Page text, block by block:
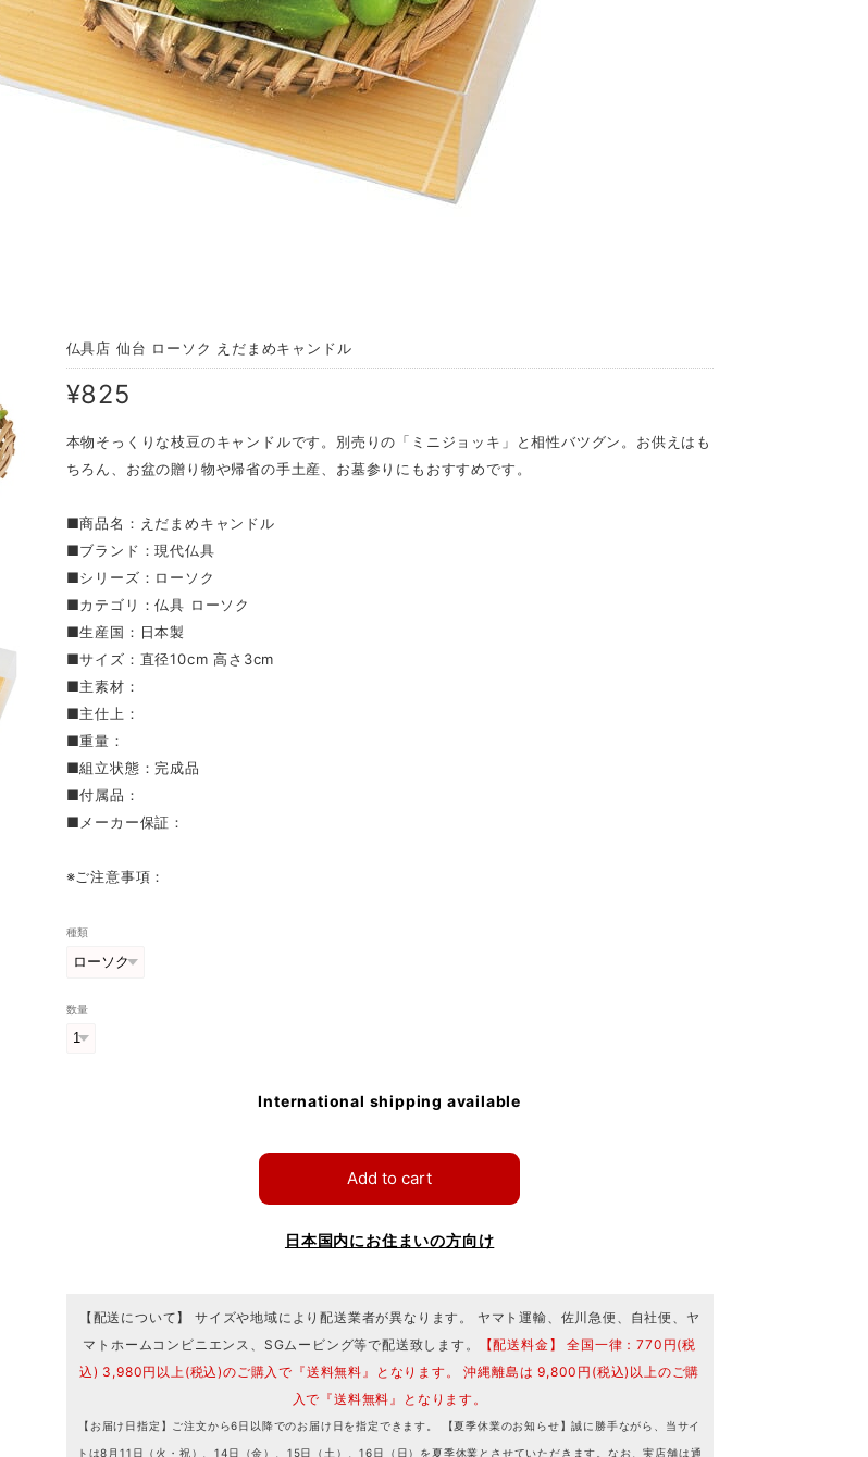
仏具店 仙台 ローソク えだまめキャンドル
¥825
本物そっくりな枝豆のキャンドルです。別売りの「ミニジョッキ」と相性バツグン。お供えはも
ちろん、お盆の贈り物や帰省の手土産、お墓参りにもおすすめです。
■商品名：えだまめキャンドル
■ブランド：現代仏具
■シリーズ：ローソク
■カテゴリ：仏具 ローソク
■生産国：日本製
■サイズ：直径10cm 高さ3cm
■主素材：
■主仕上：
■重量：
■組立状態：完成品
■付属品：
■メーカー保証：
※ご注意事項：
種類
数量
International shipping available
Add to cart
日本国内にお住まいの方向け
【配送について】 サイズや地域により配送業者が異なります。 ヤマト運輸、佐川急便、自社便、ヤ
マトホームコンビニエンス、SGムービング等で配送致します。
【配送料金】 全国一律：770円(税
込) 3,980円以上(税込)のご購入で『送料無料』となります。 沖縄離島は 9,800円(税込)以上のご購
入で『送料無料』となります。
【お届け日指定】ご注文から6日以降でのお届け日を指定できます。 【夏季休業のお知らせ】誠に勝手ながら、当サイ
トは8月11日（火・祝）、14日（金）、15日（土）、16日（日）を夏季休業とさせていただきます。なお、実店舗は通